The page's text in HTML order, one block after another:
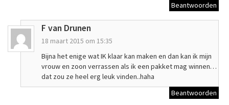
Beantwoorden
F van Drunen
18 maart 2015 om 15:35
Bijna het enige wat IK klaar kan maken en dan kan ik mijn
vrouw en zoon verrassen als ik een pakket mag winnen…
dat zou ze heel erg leuk vinden..haha
Beantwoorden